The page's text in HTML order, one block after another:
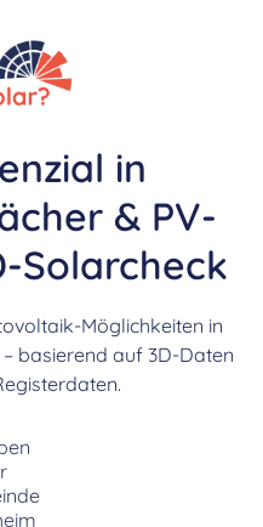
in
& PV-
Solarcheck
Möglichkeiten in
basierend auf 3D-Daten